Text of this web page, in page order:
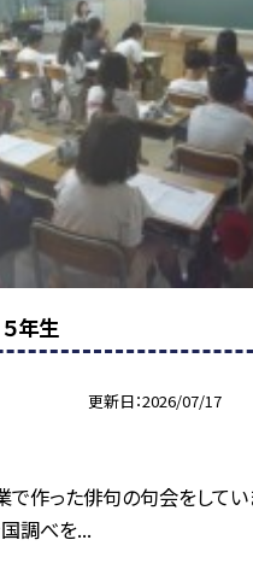
年生
更新日 2026/07/17
で作った俳句の句会をしてい
国調べを...